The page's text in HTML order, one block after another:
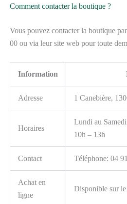
Comment contacter la boutique ?
Vous pouvez contacter la boutique
00 ou via leur site web pour toute
Information
Adresse 1 Canebière,
Horaires
Lundi au
10h – 13h
Contact Téléphone: 04
Achat en
ligne
Disponible sur